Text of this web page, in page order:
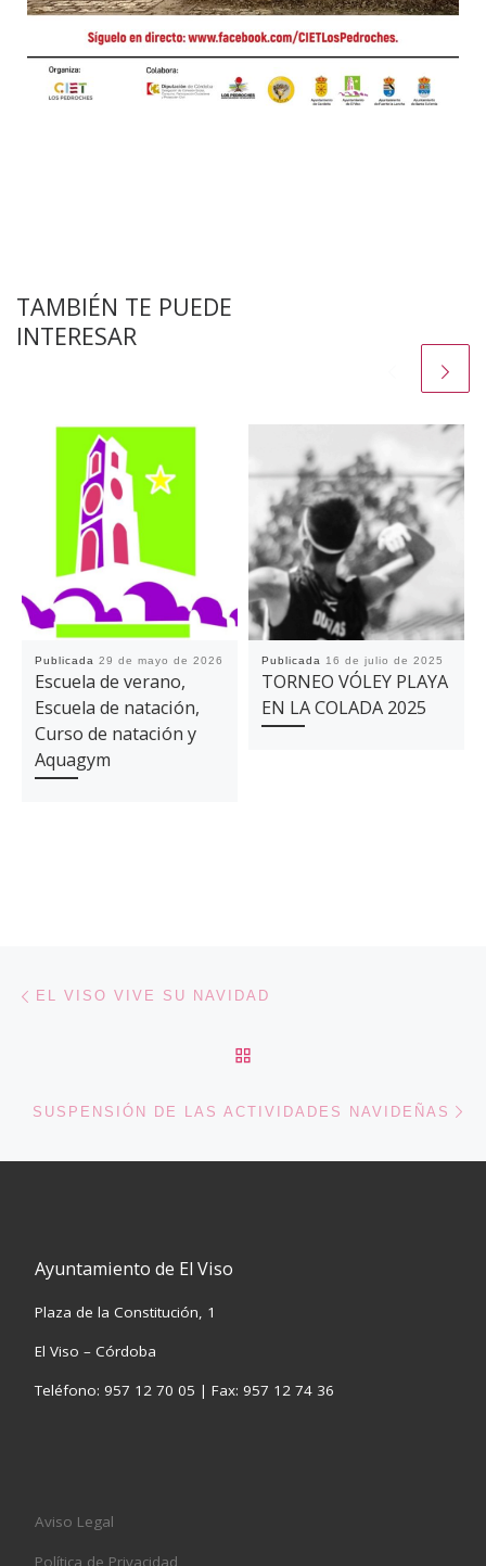
TAMBIÉN TE PUEDE
INTERESAR
Publicada 29 de mayo de 2026
Escuela de verano,
Escuela de natación,
Curso de natación y
Aquagym
Publicada 16 de julio de 2025
TORNEO VÓLEY PLAYA
EN LA COLADA 2025
Navegación de entradas
EL VISO VIVE SU NAVIDAD
SUSPENSIÓN DE LAS ACTIVIDADES NAVIDEÑAS
Ayuntamiento de El Viso
Plaza de la Constitución, 1
El Viso – Córdoba
Teléfono: 957 12 70 05 | Fax: 957 12 74 36
Aviso Legal
Política de Privacidad